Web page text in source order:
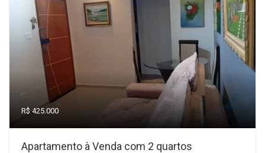
R$ 425.000
Apartamento à Venda com 2 quartos